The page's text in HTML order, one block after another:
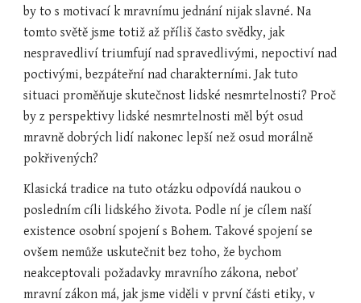
by to s motivací k mravnímu jednání nijak slavné. Na
tomto světě jsme totiž až příliš často svědky, jak
nespravedliví triumfují nad spravedlivými, nepoctiví nad
poctivými, bezpáteřní nad charakterními. Jak tuto
situaci proměňuje skutečnost lidské nesmrtelnosti? Proč
by z perspektivy lidské nesmrtelnosti měl být osud
mravně dobrých lidí nakonec lepší než osud morálně
pokřivených?
Klasická tradice na tuto otázku odpovídá naukou o
posledním cíli lidského života. Podle ní je cílem naší
existence osobní spojení s Bohem. Takové spojení se
ovšem nemůže uskutečnit bez toho, že bychom
neakceptovali požadavky mravního zákona, neboť
mravní zákon má, jak jsme viděli v první části etiky, v